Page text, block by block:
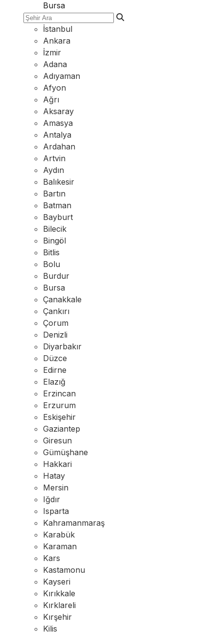
Bursa
İstanbul
Ankara
İzmir
Adana
Adıyaman
Afyon
Ağrı
Aksaray
Amasya
Antalya
Ardahan
Artvin
Aydın
Balıkesir
Bartın
Batman
Bayburt
Bilecik
Bingöl
Bitlis
Bolu
Burdur
Bursa
Çanakkale
Çankırı
Çorum
Denizli
Diyarbakır
Düzce
Edirne
Elazığ
Erzincan
Erzurum
Eskişehir
Gaziantep
Giresun
Gümüşhane
Hakkari
Hatay
Mersin
Iğdır
Isparta
Kahramanmaraş
Karabük
Karaman
Kars
Kastamonu
Kayseri
Kırıkkale
Kırklareli
Kırşehir
Kilis